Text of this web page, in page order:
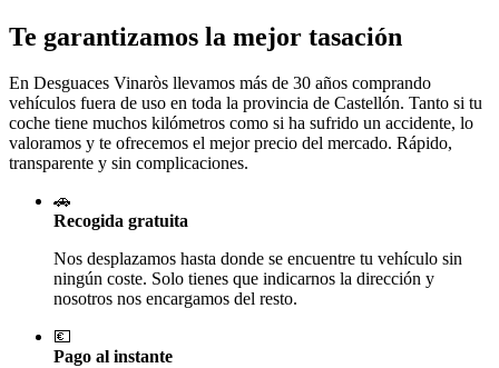
Te garantizamos la mejor tasación
En Desguaces Vinaròs llevamos más de 30 años comprando
vehículos fuera de uso en toda la provincia de Castellón. Tanto si tu
coche tiene muchos kilómetros como si ha sufrido un accidente, lo
valoramos y te ofrecemos el mejor precio del mercado. Rápido,
transparente y sin complicaciones.
🚗
Recogida gratuita
Nos desplazamos hasta donde se encuentre tu vehículo sin
ningún coste. Solo tienes que indicarnos la dirección y
nosotros nos encargamos del resto.
💶
Pago al instante